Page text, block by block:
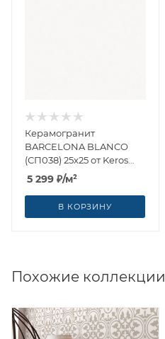
Керамогранит
BARCELONA BLANCO
(СП038) 25x25 от Keros
Ceramica (Испания)
5 299 ₽/м²
В КОРЗИНУ
Похожие коллекции